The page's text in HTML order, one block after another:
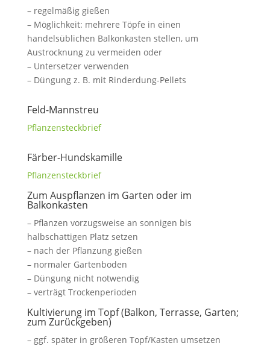
– regelmäßig gießen
– Möglichkeit: mehrere Töpfe in einen
handelsüblichen Balkonkasten stellen, um
Austrocknung zu vermeiden oder
– Untersetzer verwenden
– Düngung z. B. mit Rinderdung-Pellets
Feld-Mannstreu
Pflanzensteckbrief
Färber-Hundskamille
Pflanzensteckbrief
Zum Auspflanzen im Garten oder im
Balkonkasten
– Pflanzen vorzugsweise an sonnigen bis
halbschattigen Platz setzen
– nach der Pflanzung gießen
– normaler Gartenboden
– Düngung nicht notwendig
– verträgt Trockenperioden
Kultivierung im Topf (Balkon, Terrasse, Garten;
zum Zurückgeben)
– ggf. später in größeren Topf/Kasten umsetzen